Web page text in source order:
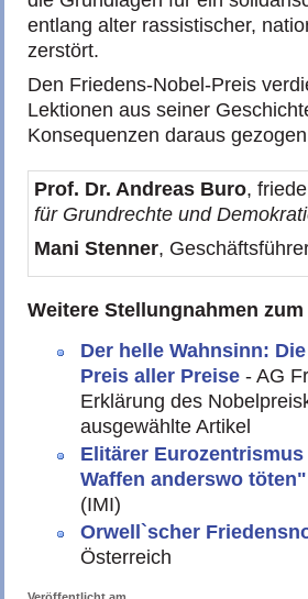
entlang alter rassistischer,
zerstört.
Den Friedens-Nobel-Preis
Lektionen aus seiner
Konsequenzen daraus
Prof. Dr. Andreas Buro,
für Grundrechte und
Mani Stenner,
Weitere Stellungnahmen
Der helle Wahnsinn:
Preis aller Preise - AG
Erklärung des
ausgewählte Artikel
Elitärer
Waffen anderswo
(IMI)
Orwell`scher
Österreich